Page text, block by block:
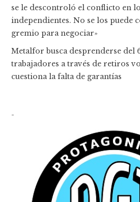
se le descontroló el conflicto en
independientes. No se los puede
gremio para negociar»
Metalfor busca desprenderse del
trabajadores a través de retiros
cuestiona la falta de garantías
-